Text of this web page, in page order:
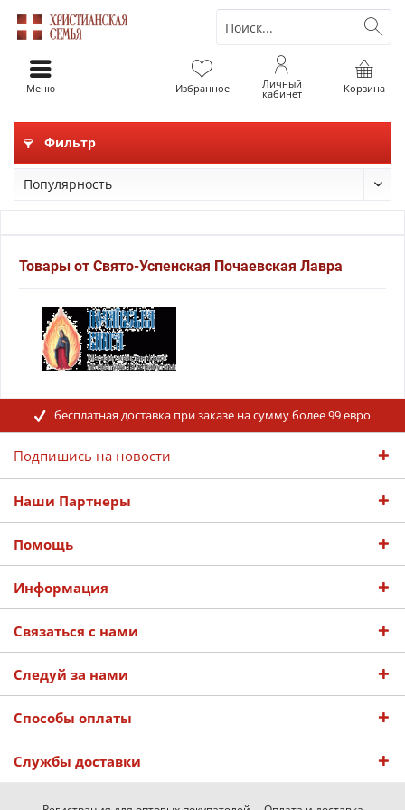
Корзина
Избранное Личный
кабинет
Меню
Фильтр
Товары от Свято-Успенская Почаевская Лавра
бесплатная доставка при заказе на сумму более 99 евро
Подпишись на новости
Наши Партнеры
Помощь
Информация
Связаться с нами
Следуй за нами
Способы оплаты
Службы доставки